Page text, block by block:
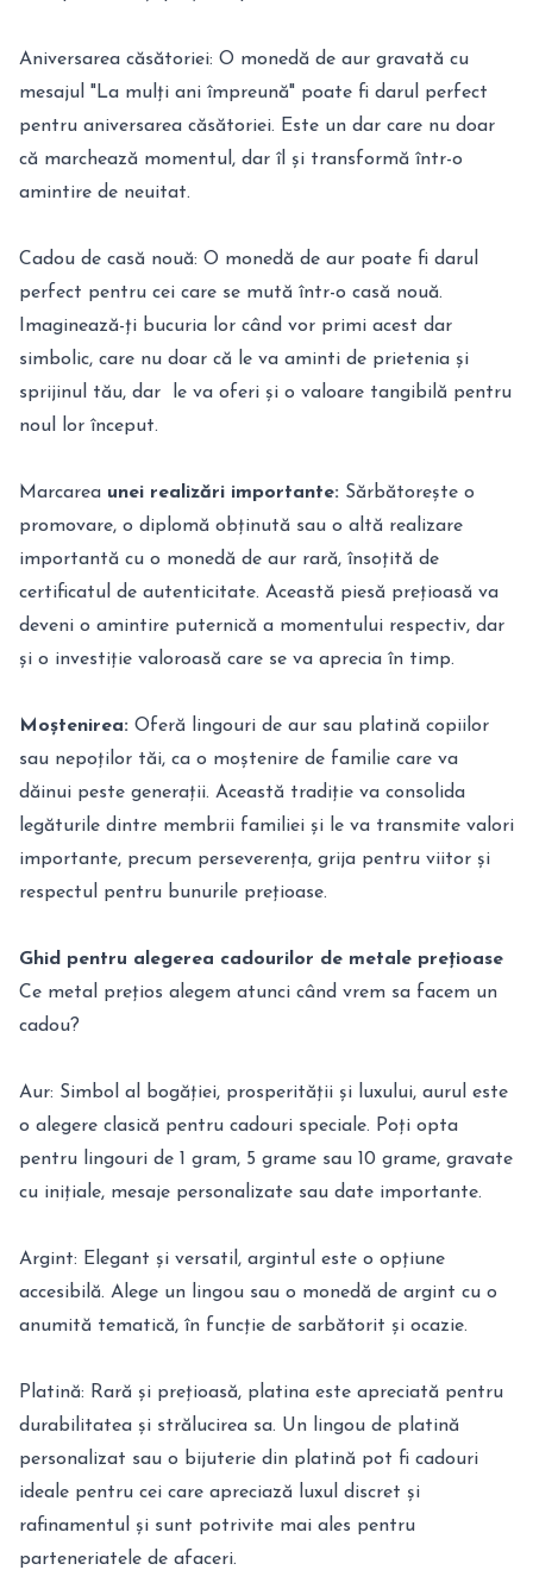
Aniversarea căsătoriei: O monedă de aur gravată cu
mesajul "La mulți ani împreună" poate fi darul perfect
pentru aniversarea căsătoriei. Este un dar care nu doar
că marchează momentul, dar îl și transformă într-o
amintire de neuitat.
Cadou de casă nouă: O monedă de aur poate fi darul
perfect pentru cei care se mută într-o casă nouă.
Imaginează-ți bucuria lor când vor primi acest dar
simbolic, care nu doar că le va aminti de prietenia și
sprijinul tău, dar le va oferi și o valoare tangibilă pentru
noul lor început.
Marcarea unei realizări importante: Sărbătorește o
promovare, o diplomă obținută sau o altă realizare
importantă cu o monedă de aur rară, însoțită de
certificatul de autenticitate. Această piesă prețioasă va
deveni o amintire puternică a momentului respectiv, dar
și o investiție valoroasă care se va aprecia în timp.
Moștenirea: Oferă lingouri de aur sau platină copiilor
sau nepoților tăi, ca o moștenire de familie care va
dăinui peste generații. Această tradiție va consolida
legăturile dintre membrii familiei și le va transmite valori
importante, precum perseverența, grija pentru viitor și
respectul pentru bunurile prețioase.
Ghid pentru alegerea cadourilor de metale prețioase
Ce metal prețios alegem atunci când vrem sa facem un
cadou?
Aur: Simbol al bogăției, prosperității și luxului, aurul este
o alegere clasică pentru cadouri speciale. Poți opta
pentru lingouri de 1 gram, 5 grame sau 10 grame, gravate
cu inițiale, mesaje personalizate sau date importante.
Argint: Elegant și versatil, argintul este o opțiune
accesibilă. Alege un lingou sau o monedă de argint cu o
anumită tematică, în funcție de sarbătorit și ocazie.
Platină: Rară și prețioasă, platina este apreciată pentru
durabilitatea și strălucirea sa. Un lingou de platină
personalizat sau o bijuterie din platină pot fi cadouri
ideale pentru cei care apreciază luxul discret și
rafinamentul și sunt potrivite mai ales pentru
parteneriatele de afaceri.